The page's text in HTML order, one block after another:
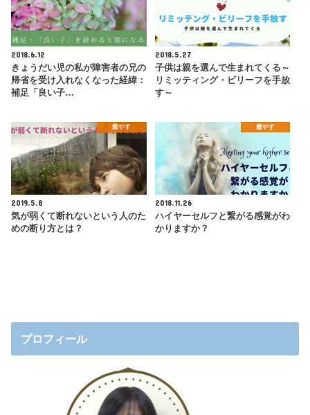
2018.6.12
きょうだい児の私が障害者の兄の
帰省を受け入れなくなった経緯：
補足「良い子…
2018.5.27
子供は親を選んで生まれてくる～
リミッティング・ビリーフを手放
す～
癒やす
2019.5.8
気が弱くて断れないという人のた
めの断り方とは？
癒やす
2018.11.26
ハイヤーセルフと繋がる感覚がわ
かりますか？
プロフィール